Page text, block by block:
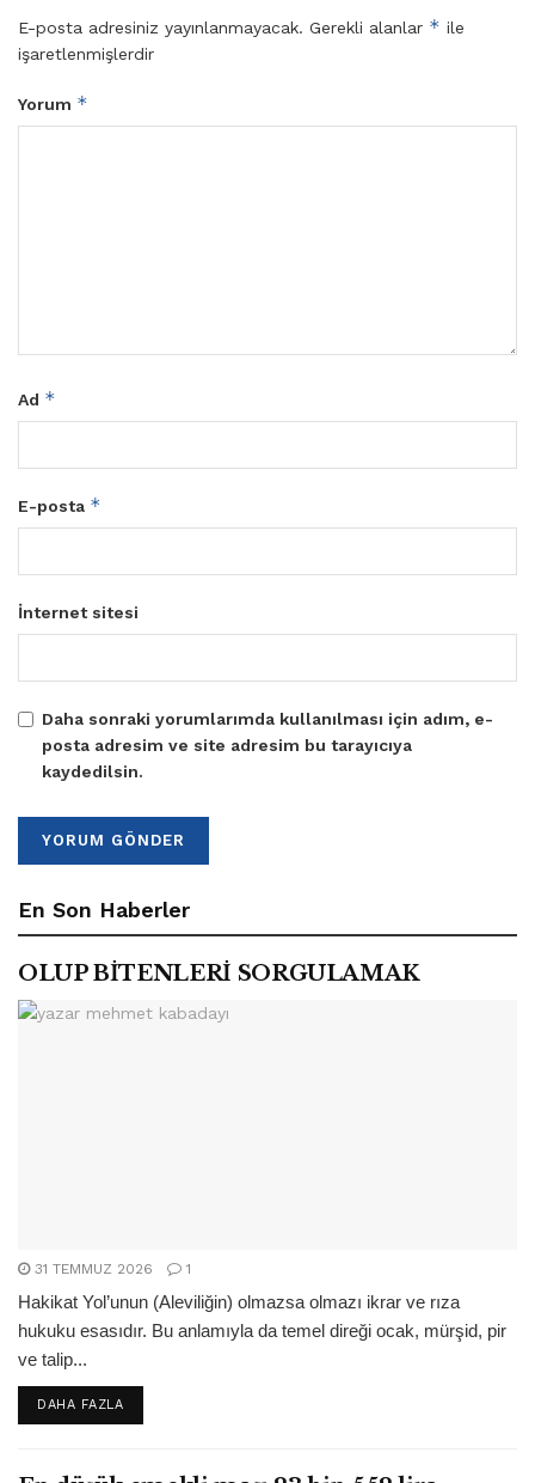
E-posta adresiniz yayınlanmayacak. Gerekli alanlar * ile
işaretlenmişlerdir
Yorum *
Ad *
E-posta *
İnternet sitesi
Daha sonraki yorumlarımda kullanılması için adım, e-
posta adresim ve site adresim bu tarayıcıya
kaydedilsin.
En Son Haberler
OLUP BİTENLERİ SORGULAMAK
31 TEMMUZ 2026 1
Hakikat Yol’unun (Aleviliğin) olmazsa olmazı ikrar ve rıza
hukuku esasıdır. Bu anlamıyla da temel direği ocak, mürşid, pir
ve talip...
DAHA FAZLADETAILS